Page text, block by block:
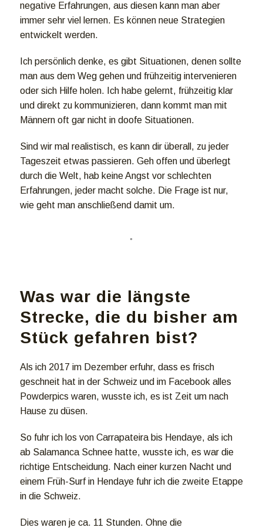
negative Erfahrungen, aus diesen kann man aber
immer sehr viel lernen. Es können neue Strategien
entwickelt werden.
Ich persönlich denke, es gibt Situationen, denen sollte
man aus dem Weg gehen und frühzeitig intervenieren
oder sich Hilfe holen. Ich habe gelernt, frühzeitig klar
und direkt zu kommunizieren, dann kommt man mit
Männern oft gar nicht in doofe Situationen.
Sind wir mal realistisch, es kann dir überall, zu jeder
Tageszeit etwas passieren. Geh offen und überlegt
durch die Welt, hab keine Angst vor schlechten
Erfahrungen, jeder macht solche. Die Frage ist nur,
wie geht man anschließend damit um.
Was war die längste
Strecke, die du bisher am
Stück gefahren bist?
Als ich 2017 im Dezember erfuhr, dass es frisch
geschneit hat in der Schweiz und im Facebook alles
Powderpics waren, wusste ich, es ist Zeit um nach
Hause zu düsen.
So fuhr ich los von Carrapateira bis Hendaye, als ich
ab Salamanca Schnee hatte, wusste ich, es war die
richtige Entscheidung. Nach einer kurzen Nacht und
einem Früh-Surf in Hendaye fuhr ich die zweite Etappe
in die Schweiz.
Dies waren je ca. 11 Stunden. Ohne die